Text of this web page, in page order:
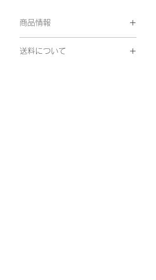
商品情報
・『スムース』 1mm/約15㎡
送料について